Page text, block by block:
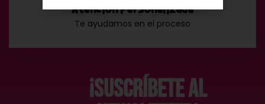
Atención Personalizada
Te ayudamos en el proceso
¡Suscríbete al